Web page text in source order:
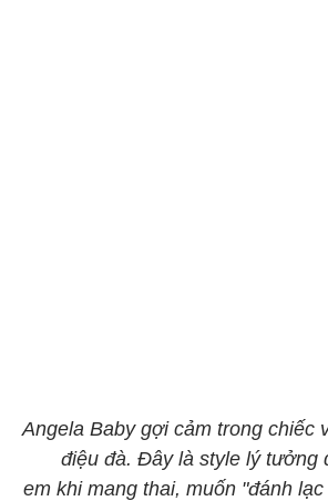
Angela Baby gợi cảm trong chiếc
điệu đà. Đây là style lý tưởng
em khi mang thai, muốn "đánh